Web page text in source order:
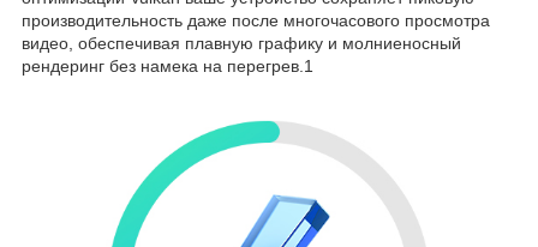
производительность даже после многочасового просмотра
видео, обеспечивая плавную графику и молниеносный
рендеринг без намека на перегрев.1